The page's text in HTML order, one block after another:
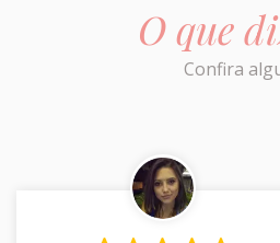
O que
Confira